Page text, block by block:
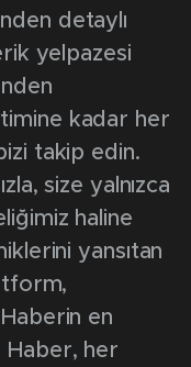
detaylı
yelpazesi
kadar her
takip edin.
size yalnızca
haline
yansıtan
Haberin en
Haber, her